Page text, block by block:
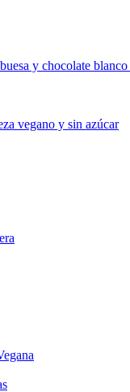
y chocolate
vegano y sin azúcar